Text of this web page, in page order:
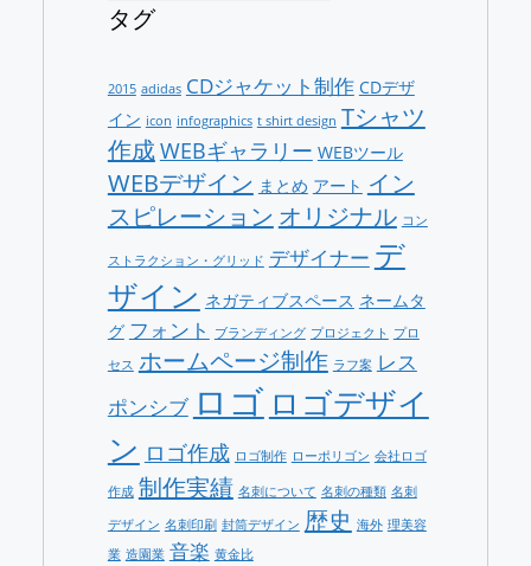
ゴ
タグ
2015 adidas CDジャケット制作 CDデザ
イン icon infographics t shirt design Tシャツ
作成WEBギャラリー WEBツール
WEBデザイン まとめ アート イン
スピレーション オリジナル コン
ストラクション・グリッド デザイナー デ
ザイン ネガティブスペース ネームタ
グ フォント ブランディング プロジェクト プロ
セス ホームページ制作 ラフ案 レス
ポンシブ ロゴ ロゴデザイ
ン ロゴ作成 ロゴ制作 ローポリゴン 会社ロゴ
作成 制作実績 名刺について 名刺の種類 名刺
デザイン 名刺印刷 封筒デザイン 歴史 海外 理美容
業 造園業 音楽 黄金比